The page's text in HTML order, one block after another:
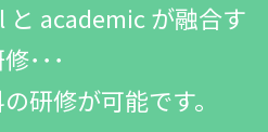
と academic が融合す
･･･
研修が可能です。